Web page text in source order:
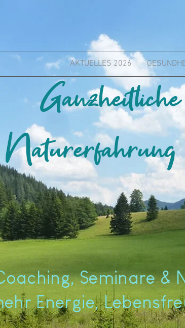
AKTUELLES 2026
Seminare &
Energie,